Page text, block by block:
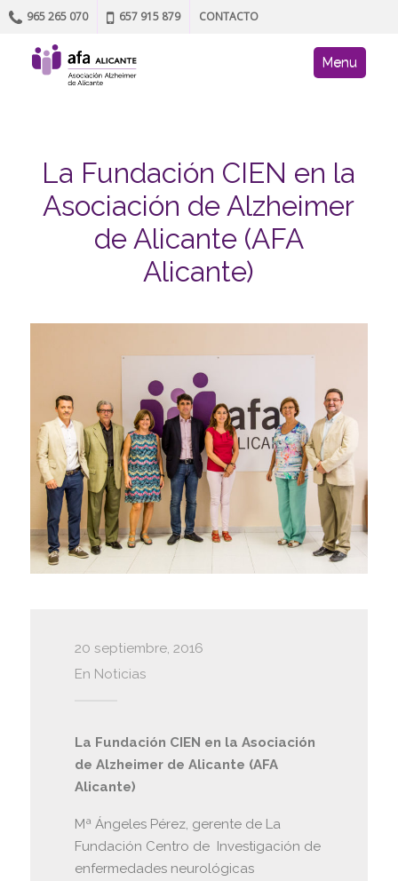
965 265 070 657 915 879 CONTACTO
AFA site
Skip to content
Menu
La Fundación CIEN en la
Asociación de Alzheimer
de Alicante (AFA
Alicante)
20 septiembre, 2016
En Noticias
La Fundación CIEN en la Asociación
de Alzheimer de Alicante (AFA
Alicante)
Mª Ángeles Pérez, gerente de La
Fundación Centro de Investigación de
enfermedades neurológicas